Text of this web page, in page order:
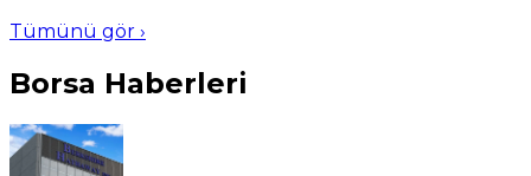
Tümünü gör ›
Borsa Haberleri